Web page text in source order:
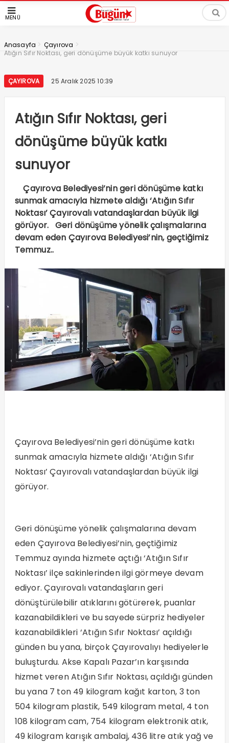
MENÜ
Anasayfa > Çayırova >
Atığın Sıfır Noktası, geri dönüşüme büyük katkı sunuyor
ÇAYIROVA 25 Aralık 2025 10:39
Atığın Sıfır Noktası, geri
dönüşüme büyük katkı
sunuyor
Çayırova Belediyesi’nin geri dönüşüme katkı
sunmak amacıyla hizmete aldığı ‘Atığın Sıfır
Noktası’ Çayırovalı vatandaşlardan büyük ilgi
görüyor. Geri dönüşüme yönelik çalışmalarına
devam eden Çayırova Belediyesi’nin, geçtiğimiz
Temmuz..
Çayırova Belediyesi’nin geri dönüşüme katkı
sunmak amacıyla hizmete aldığı ‘Atığın Sıfır
Noktası’ Çayırovalı vatandaşlardan büyük ilgi
görüyor.
Geri dönüşüme yönelik çalışmalarına devam
eden Çayırova Belediyesi’nin, geçtiğimiz
Temmuz ayında hizmete açtığı ‘Atığın Sıfır
Noktası’ ilçe sakinlerinden ilgi görmeye devam
ediyor. Çayırovalı vatandaşların geri
dönüştürülebilir atıklarını götürerek, puanlar
kazanabildikleri ve bu sayede sürpriz hediyeler
kazanabildikleri ‘Atığın Sıfır Noktası’ açıldığı
günden bu yana, birçok Çayırovalıyı hediyelerle
buluşturdu. Akse Kapalı Pazar’ın karşısında
hizmet veren Atığın Sıfır Noktası, açıldığı günden
bu yana 7 ton 49 kilogram kağıt karton, 3 ton
504 kilogram plastik, 549 kilogram metal, 4 ton
108 kilogram cam, 754 kilogram elektronik atık,
49 kilogram karışık ambalaj, 436 litre atık yağ ve